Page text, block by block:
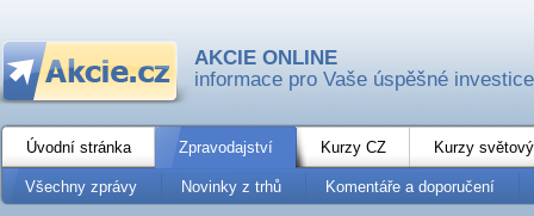
AKCIE ONLINE
informace pro Vaše úspěšné investice
Úvodní stránka Zpravodajství Kurzy CZ Kurzy
Všechny zprávy Novinky z trhů Komentáře a doporučení